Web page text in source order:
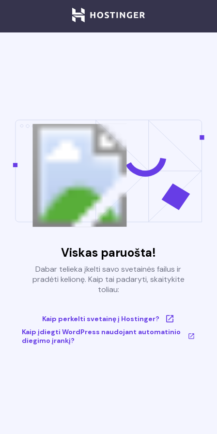
Viskas paruošta!
Dabar telieka įkelti savo svetainės failus ir
pradėti kelionę. Kaip tai padaryti, skaitykite
toliau:
Kaip perkelti svetainę į Hostinger?
Kaip įdiegti WordPress naudojant automatinio
diegimo įrankį?